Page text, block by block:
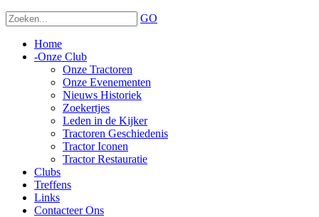
GO
Home
-Onze Club
Onze Tractoren
Onze Evenementen
Nieuws Historiek
Zoekertjes
Leden in de Kijker
Tractoren Geschiedenis
Tractor Iconen
Tractor Restauratie
Clubs
Treffens
Links
Contacteer Ons